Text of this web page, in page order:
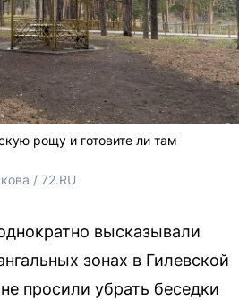
рощу и готовите ли там
/ 72.RU
высказывали
зонах в Гилевской
просили убрать беседки